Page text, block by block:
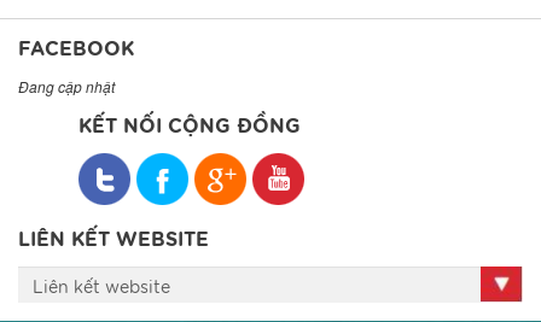
FACEBOOK
Đang cập nhật
KẾT NỐI CỘNG ĐỒNG
LIÊN KẾT WEBSITE
Liên kết website